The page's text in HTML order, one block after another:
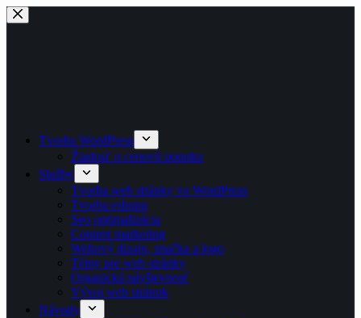
Skip
to
Tvorba WordPress
Žiadosť o cenovú ponuku
Služby
Tvorba web stránky vo WordPress
Tvorba eshopu
Seo optimalizácia
Content marketing
Webový dizajn, značka a logo
Témy pre web stránky
Organická návštevnosť
Vývoj web stránok
Návody